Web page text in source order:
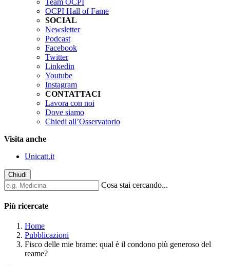
OCPI Hall of Fame
SOCIAL
Newsletter
Podcast
Facebook
Twitter
Linkedin
Youtube
Instagram
CONTATTACI
Lavora con noi
Dove siamo
Chiedi all’Osservatorio
Visita anche
Unicatt.it
Chiudi
Cosa stai cercando...
Più ricercate
Home
Pubblicazioni
Fisco delle mie brame: qual è il condono più generoso del
reame?